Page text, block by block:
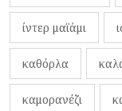
ίντερ μαϊάμι
καθόρλα
καμορανέζι